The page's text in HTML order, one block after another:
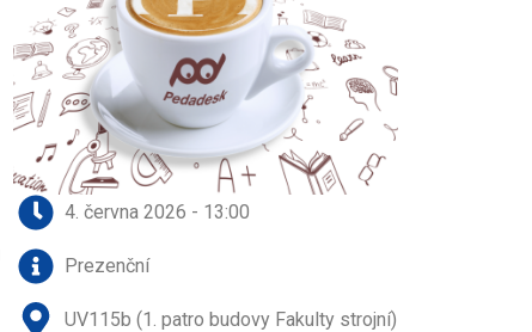
4. června 2026 - 13:00
Prezenční
UV115b (1. patro budovy Fakulty strojní)